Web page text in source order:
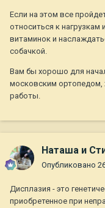
Если на этом все
относиться к нагрузкам
витаминок и
собачкой.
Вам бы хорошо для
московским ортопедом,
работы.
Наташа и
Опубликовано
Дисплазия - это
приобретенное при